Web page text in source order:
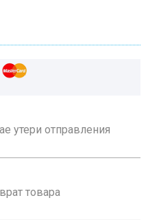
утери отправления
товара